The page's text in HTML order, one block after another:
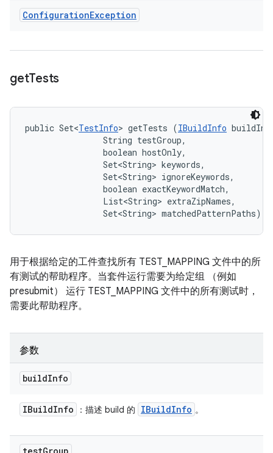
ConfigurationException
getTests
public Set<TestInfo> getTests (IBuildInfo
                String testGroup,
                boolean hostOnly,
                Set<String> keywords,
                Set<String> ignoreKeywords,
                boolean exactKeywordMatch,
                List<String> extraZipNames,
                Set<String> matchedPatternPaths)
用于根据给定的工件查找所有 TEST_MAPPING 文件中的所
有测试的帮助程序。当套件运行需要为给定组 （例如
presubmit） 运行 TEST_MAPPING 文件中的所有测试时，
需要此帮助程序。
参数
buildInfo
IBuildInfo ：描述 build 的 IBuildInfo 。